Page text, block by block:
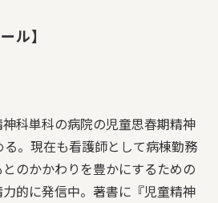
ル】
科単科の病院の児童思春期精神
。現在も看護師として病棟勤務
のかかわりを豊かにするための
的に発信中。著書に『児童精神